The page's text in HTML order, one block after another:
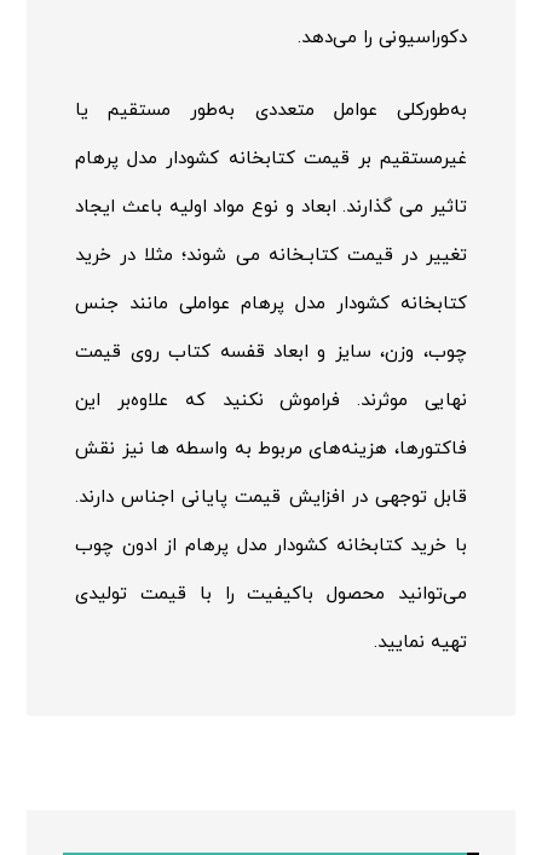
دکوراسیونی را می‌دهد.
به‌طورکلی عوامل متعددی به‌طور مستقیم یا
غیرمستقیم بر قیمت کتابخانه کشودار مدل پرهام
تاثیر می گذارند. ابعاد و نوع مواد اولیه باعث ایجاد
تغییر در قیمت کتابـخانه می شوند؛ مثلا در خرید
کتابخانه کشودار مدل پرهام عواملی مانند جنس
چوب، وزن، سایز و ابعاد قفسه کتاب روی قیمت
نهایی موثرند. فراموش نکنید که علاوه‌بر این
فاکتورها، هزینه‌های مربوط به واسطه ها نیز نقش
قابل توجهی در افزایش قیمت پایانی اجناس دارند.
با خرید کتابخانه کشودار مدل پرهام از ادون چوب
می‌توانید محصول باکیفیت را با قیمت تولیدی
تهیه نمایید.